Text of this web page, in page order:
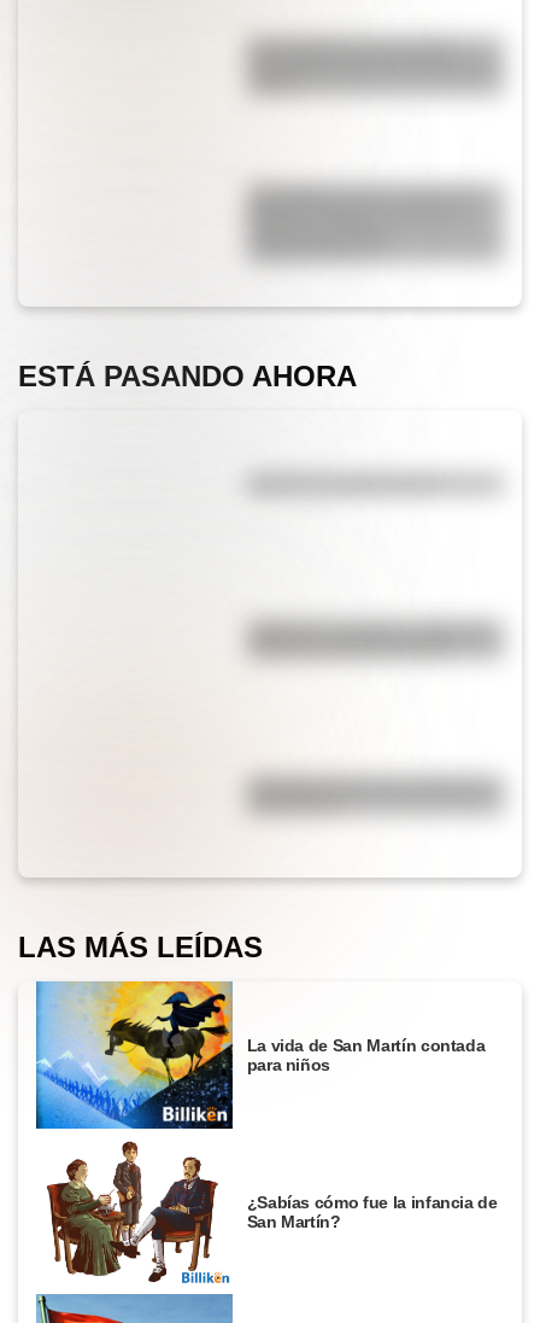
Una infografía descargable
Andes
San Martín se hace cargo del
ESTÁ PASANDO AHORA
"Quizás" o "quizá": ¿cuál es la
¿Por qué cortar una cebolla nos
LAS MÁS LEÍDAS
La vida de San Martín contada
para niños
¿Sabías cómo fue la infancia de
San Martín?